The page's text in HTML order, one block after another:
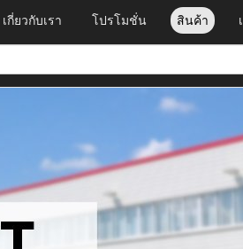
เกี่ยวกับเรา โปรโมชั่น สินค้า